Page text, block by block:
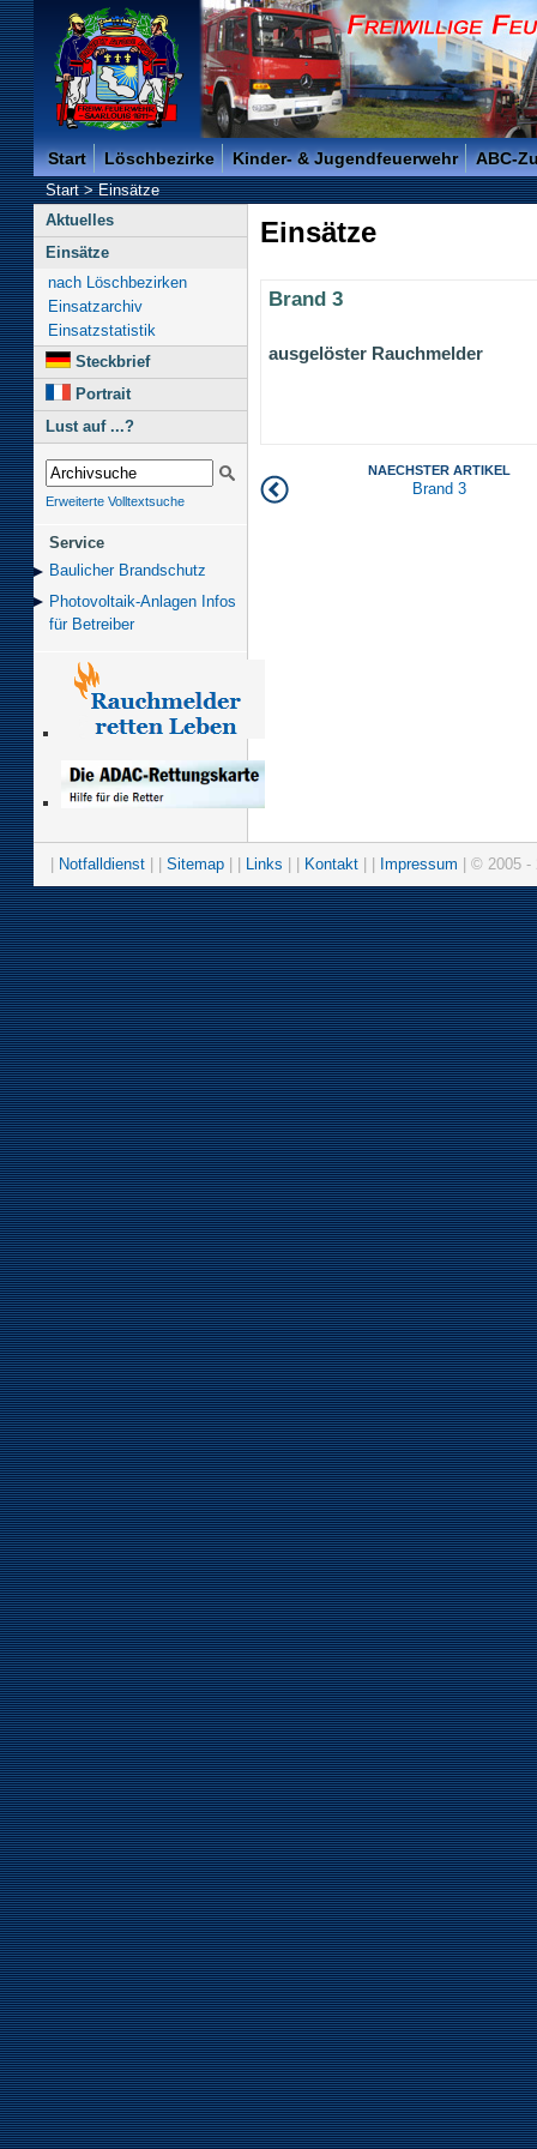
Freiwillige Feuerwehr der Kreisstadt Saarlouis -
Start Löschbezirke Kinder- & Jugendfeuerwehr ABC-
Start>Einsätze
Aktuelles
Einsätze
nach Löschbezirken
Einsatzarchiv
Einsatzstatistik
Steckbrief
Portrait
Lust auf ...?
Erweiterte Volltextsuche
Service
Baulicher Brand­schutz
Photovoltaik-Anlagen Infos
für Betreiber
Einsätze
Brand 3
ausgelöster Rauchmelder
NAECHSTER ARTIKEL
Brand 3
Notfalldienst Sitemap Links Kontakt Impressum | © 2005 -